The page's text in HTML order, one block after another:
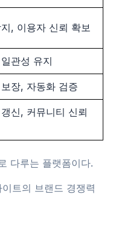
, 이용자 신뢰 확보
관성 유지
장, 자동화 검증
신, 커뮤니티 신뢰
다루는 플랫폼이다.
트의 브랜드 경쟁력